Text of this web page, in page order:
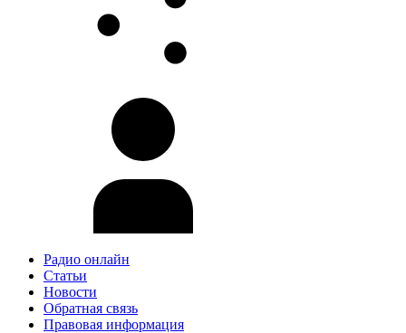
Радио онлайн
Статьи
Новости
Обратная связь
Правовая информация